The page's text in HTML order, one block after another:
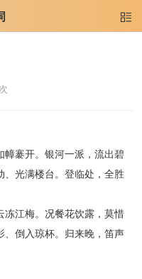

幛褰开。银河一派，流出碧
、光满楼台。登临处，全胜
冻江梅。况餐花饮露，莫惜
、倒入琼杯。归来晚，笛声